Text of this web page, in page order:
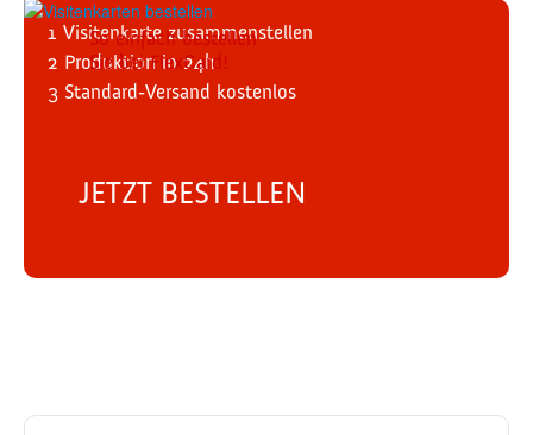
So einfach bestellen
Sie bei FlexCard!
1 Visitenkarte zusammenstellen
2 Produktionin 24h
3 Standard-Versand kostenlos
JETZT BESTELLEN